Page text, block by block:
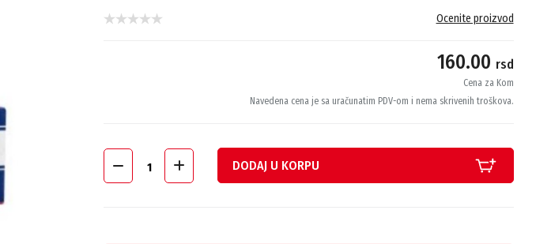
Ocenite proizvod
160.00 rsd
Cena za Kom
Navedena cena je sa uračunatim PDV-om i nema skrivenih troškova.
DODAJ U KORPU